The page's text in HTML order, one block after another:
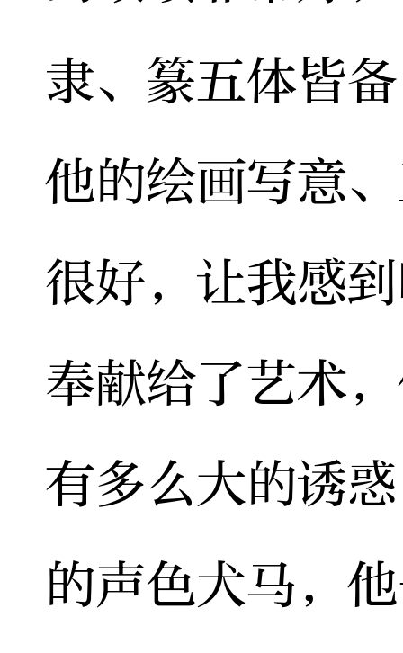
隶、篆五体皆
他的绘画写意
很好，让我感
奉献给了艺术
有多么大的诱
的声色犬马，